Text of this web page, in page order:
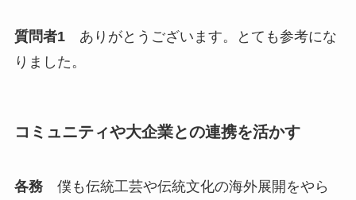
質問者1ありがとうございます。とても参考にな
りました。
コミュニティや大企業との連携を活かす
各務僕も伝統工芸や伝統文化の海外展開をやら